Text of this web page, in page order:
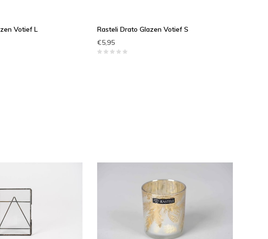
Votief L
Rasteli Drato Glazen Votief S
€5,95